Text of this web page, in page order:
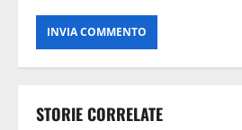
STORIE CORRELATE